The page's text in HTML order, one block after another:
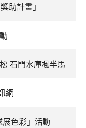
助計畫」
石門水庫楓半馬
網
色彩」活動